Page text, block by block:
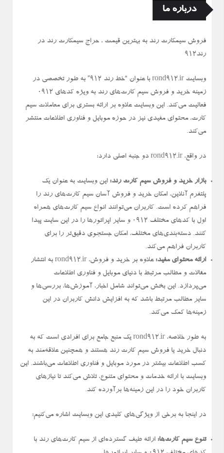
درباره ما
فروش سیمكارت رند به بهترین قیمت ، حراج سیمكارت رند در
رند912
وبسایت rond912.ir با عنوان “خط رند ۹۱۲” به طور تخصصی در
زمینه خرید و فروش سیم کارت‌های رند به ویژه کدهای ۰۹۱۲
فعالیت می‌کند. این وبسایت علاوه بر ارائه بستری برای معاملات سیم
کارت، محتوای مفیدی نیز در حوزه موبایل و فناوری اطلاعات منتشر
می‌کند.
در واقع، rond912.ir دو جنبه اصلی دارد:
بازار خرید و فروش سیم کارت رند: این وبسایت به عنوان یک
پلتفرم آنلاین، امکان خرید و فروش آسان سیم کارت‌های رند را
فراهم کرده است. کاربران می‌توانند انواع سیم کارت‌های همراه
اول با کدهای مختلف ۰۹۱۲ و سایر اپراتورها را در این سایت پیدا
کنند. دسته‌بندی‌های مختلف، امکان جستجوی دقیق‌تر را برای
کاربران فراهم می‌کند.
ارائه محتوای مفید:
علاوه بر خرید و فروش، rond912.ir به انتشار
مقالات و مطالب مرتبط با دنیای موبایل و فناوری اطلاعات
می‌پردازد. این بخش می‌تواند شامل اخبار، آموزش‌ها، بررسی‌ها و
سایر مطالب مرتبط باشد که به افزایش دانش کاربران در این
زمینه‌ها کمک می‌کند.
به طور خلاصه، rond912.ir یک منبع جامع برای افرادی است که به
دنبال خرید یا فروش سیم کارت رند هستند و همچنین علاقه‌مند به
کسب اطلاعات بیشتر در مورد موبایل و فناوری اطلاعات می‌باشند. این
وبسایت با ارائه خدمات و محتوای متنوع، تلاش می‌کند تا نیازهای
کاربران خود را در این زمینه‌ها برآورده کند.
در اینجا به برخی از ویژگی‌های کلیدی این وبسایت اشاره می‌کنیم:
تنوع سیم کارت‌ها: ارائه طیف گسترده‌ای از سیم کارت‌های رند با